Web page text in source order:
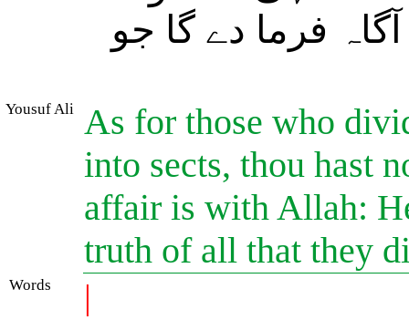
فرما دے گا جو
Yousuf Ali As for those who
into sects, thou hast
affair is with Allah:
truth of all that they
Words |